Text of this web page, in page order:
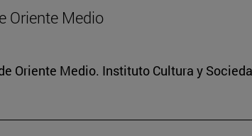
Oriente Medio
Oriente Medio. Instituto Cultura y